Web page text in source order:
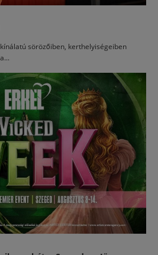
sörözőiben, kerthelyiségeiben